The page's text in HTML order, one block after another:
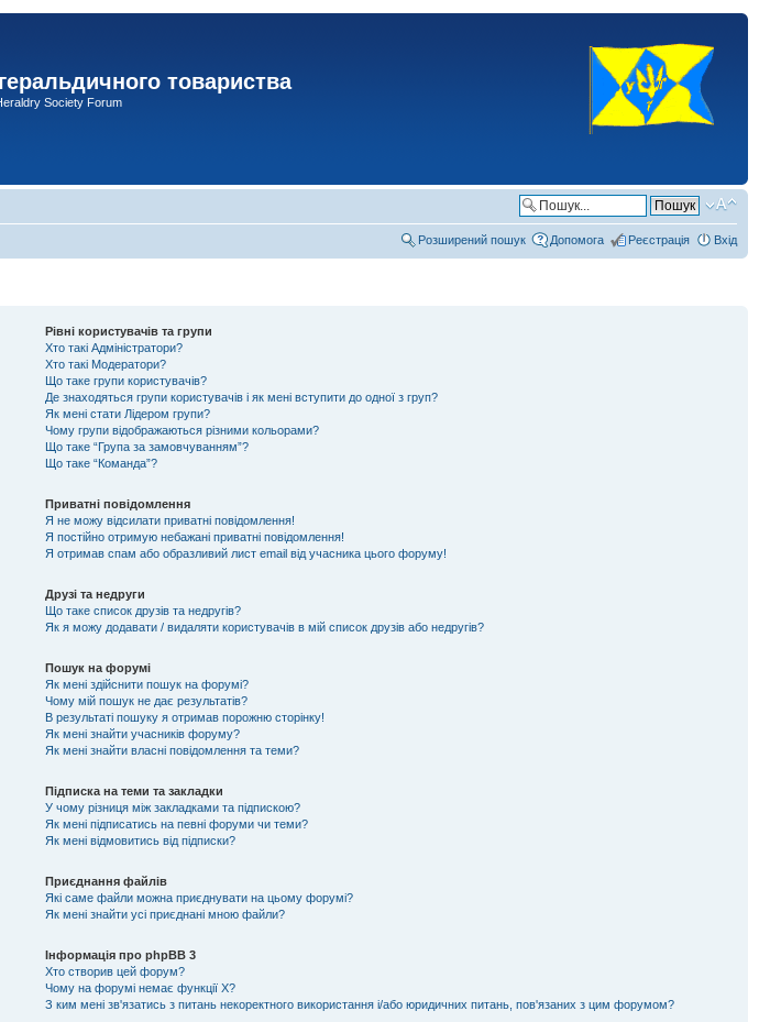
товариства
Society Forum
Розширений пошук Допомога Реєстрація Вхід
Рівні користувачів та групи
Хто такі Адміністратори?
Хто такі Модератори?
Що таке групи користувачів?
Де знаходяться групи користувачів і як мені вступити до одної з груп?
Як мені стати Лідером групи?
Чому групи відображаються різними кольорами?
Що таке “Група за замовчуванням”?
Що таке “Команда”?
Приватні повідомлення
Я не можу відсилати приватні повідомлення!
Я постійно отримую небажані приватні повідомлення!
Я отримав спам або образливий лист email від учасника цього форуму!
Друзі та недруги
Що таке список друзів та недругів?
Як я можу додавати / видаляти користувачів в мій список друзів або недругів?
Пошук на форумі
Як мені здійснити пошук на форумі?
Чому мій пошук не дає результатів?
В результаті пошуку я отримав порожню сторінку!
Як мені знайти учасників форуму?
Як мені знайти власні повідомлення та теми?
Підписка на теми та закладки
У чому різниця між закладками та підпискою?
Як мені підписатись на певні форуми чи теми?
Як мені відмовитись від підписки?
Приєднання файлів
Які саме файли можна приєднувати на цьому форумі?
Як мені знайти усі приєднані мною файли?
Інформація про phpBB 3
Хто створив цей форум?
Чому на форумі немає функції X?
З ким мені зв'язатись з питань некоректного використання і/або юридичних питань, пов'язаних з цим форумом?